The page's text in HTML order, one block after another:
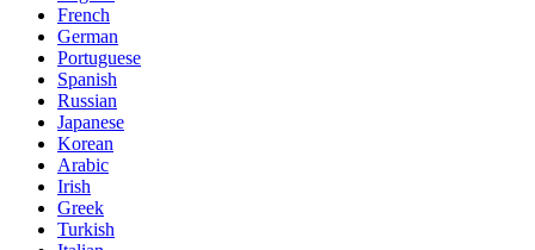
French
German
Portuguese
Spanish
Russian
Japanese
Korean
Arabic
Irish
Greek
Turkish